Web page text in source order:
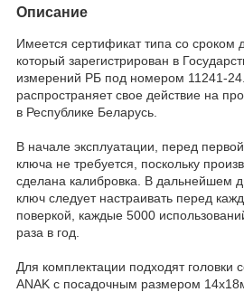
Описание
Имеется сертификат типа со сроком
который зарегистрирован в
измерений РБ под номером 11241-
распространяет свое действие на
в Республике Беларусь.
В начале эксплуатации, перед
ключа не требуется, поскольку
сделана калибровка. В дальнейшем
ключ следует настраивать перед
поверкой, каждые 5000
раза в год.
Для комплектации подходят головки
ANAK с посадочным размером